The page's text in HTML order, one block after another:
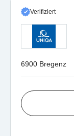
Verifiziert
6900 Bregenz